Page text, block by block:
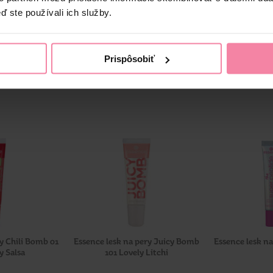
ste používali ich služby.
Prispôsobiť
Chili Bomb 01
Salsa
Essence lesk na pery Juicy Bomb
101 Lovely Litchi
Essence lesk